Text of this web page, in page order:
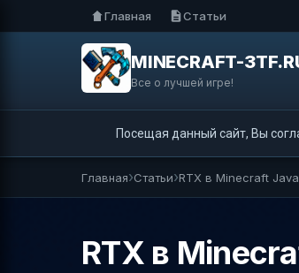
Главная Статьи
MINECRAFT-
Все о лучшей игре!
Посещая данный сайт, Вы
Главная Статьи RTX в Minecraft
RTX в